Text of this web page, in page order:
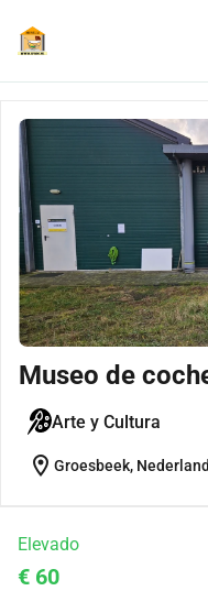
Museo de
Arte y Cultura
location_on Groesbeek, Nederland
Elevado
€ 60